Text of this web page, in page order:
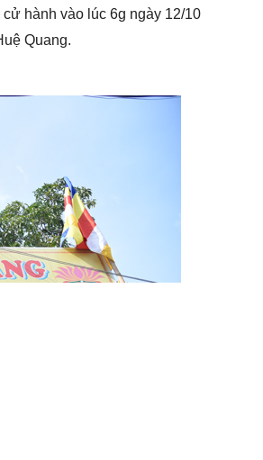
hành vào lúc 6g ngày 12/10
Quang.